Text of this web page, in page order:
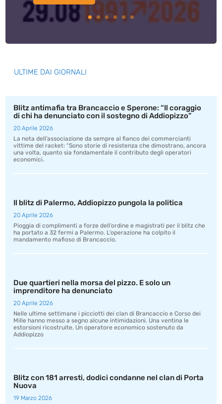
ULTIME DAI GIORNALI
Blitz antimafia tra Brancaccio e Sperone: “Il coraggio
di chi ha denunciato con il sostegno di Addiopizzo”
20 Aprile 2026
La nota dell’associazione da sempre al fianco dei commercianti
vittime del racket: “Sono storie di resistenza che dimostrano, ancora
una volta, quanto sia fondamentale il contributo degli operatori
economici.
Il blitz di Palermo, Addiopizzo pungola la politica
20 Aprile 2026
Pioggia di complimenti a forze dell’ordine e magistrati per il blitz che
ha portato a 32 fermi a Palermo. L’operazione ha colpito il
mandamento mafioso di Brancaccio.
Due quartieri nella morsa del pizzo. E solo un
imprenditore ha denunciato
20 Aprile 2026
Nelle ultime settimane i picciotti dei clan di Brancaccio e Corso dei
Mille hanno messo a segno alcune intimidazioni. Una ventina le
estorsioni ricostruite. Un operatore economico sostenuto da
Addiopizzo
Blitz con 181 arresti, dodici condanne nel clan di Porta
Nuova
19 Marzo 2026